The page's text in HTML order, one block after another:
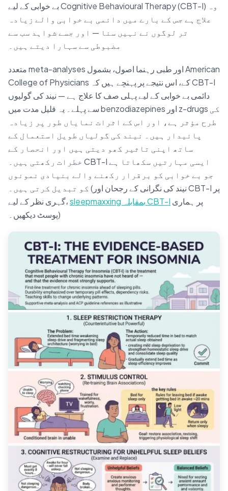
بے خوابی کے لیے Cognitive Behavioural Therapy (CBT-I) وہ
علاج ہے جس کے بارے میں دائمی بے خوابی والے زیادہ
تر لوگوں نے نہیں سنا — اور جسے شواہد سب سے
مضبوطی سے سہارا دیتے ہیں۔
متعدد meta-analyses اور طبی رہنما اصول، بشمول American
College of Physicians کے، اس نتیجے پر پہنچے ہیں کہ CBT-I
دائمی بے خوابی کے لیے پہلی صف کا علاج ہے — نیند کی گولیوں
سے پہلے۔ یہ قلیل مدت میں benzodiazepines اور z-drugs کی
طرح مؤثر ہے، اور اس کے اثرات نمایاں طور پر زیادہ
پائیدار ہیں۔ نیند کی گولیاں طویل استعمال کے
ساتھ اپنی تاثیر کھو دیتی ہیں اور انحصار کے
خطرات رکھتی ہیں۔ CBT-I ایسی مہارتیں سکھاتا ہے
جو بے خوابی کو برقرار رکھنے والے بنیادی نمونوں
کو تبدیل کرتی ہیں۔ (نیند کی نگرانی کے رجحان اور CBT-I پر
گہری نظر کے لیے،
sleepmaxxing بمقابلہ CBT-I
پوسٹ دیکھیں۔)